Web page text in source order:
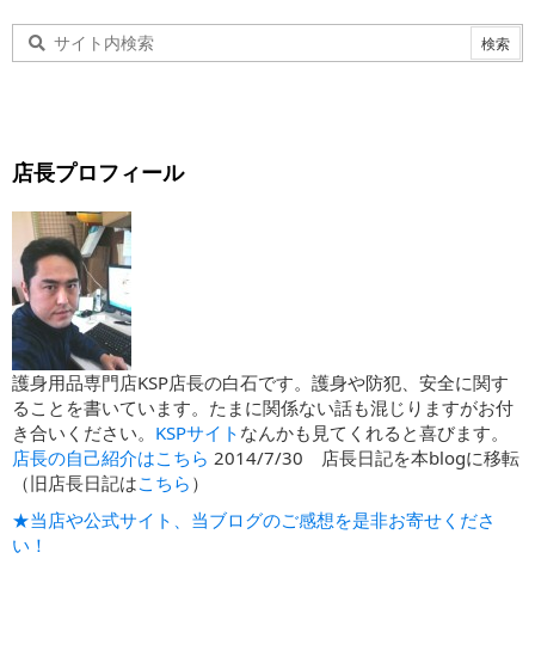
店長プロフィール
護身用品専門店KSP店長の白石です。護身や防犯、安全に関す
ることを書いています。たまに関係ない話も混じりますがお付
き合いください。 KSPサイト なんかも見てくれると喜びます。
店長の自己紹介はこちら 2014/7/30 店長日記を本blogに移転
（旧店長日記はこちら ）
★当店や公式サイト、当ブログのご感想を是非お寄せくださ
い！